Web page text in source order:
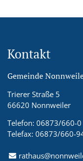
Kontakt
Gemeinde
Trierer Straße 5
66620 Nonnweiler
Telefon: 06873/660-0
Telefax: 06873/660-